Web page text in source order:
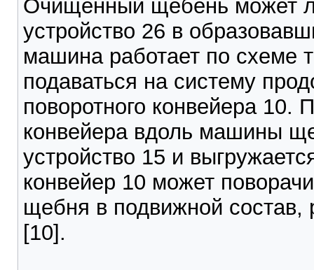
Очищенный щебень может
устройство 26 в
машина работает по схеме
подаваться на систему
поворотного конвейера 10.
конвейера вдоль машины
устройство 15 и
конвейер 10 может
щебня в подвижной состав,
[10].